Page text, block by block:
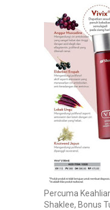
Percuma
Shaklee, Bonus